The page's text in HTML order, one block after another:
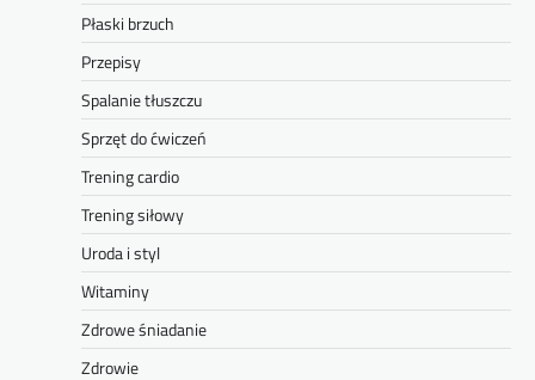
Płaski brzuch
Przepisy
Spalanie tłuszczu
Sprzęt do ćwiczeń
Trening cardio
Trening siłowy
Uroda i styl
Witaminy
Zdrowe śniadanie
Zdrowie